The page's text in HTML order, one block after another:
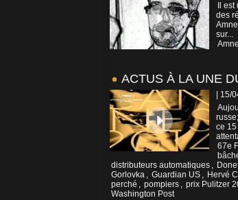
Il
des
sur...
ACTUS À LA UNE
| 15/
ce
67e
distributeurs automatiques ,
Gorlovka , Guardian US , Hervé
perché , pompiers , prix Pulitzer
Washington Post